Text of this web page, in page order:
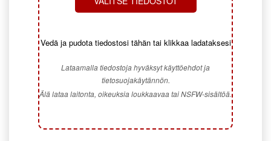
Vedä ja pudota tiedostosi tähän tai klikkaa ladataksesi
Lataamalla tiedostoja hyväksyt käyttöehdot ja
tietosuojakäytännön.
Älä lataa laitonta, oikeuksia loukkaavaa tai NSFW-sisältöä.